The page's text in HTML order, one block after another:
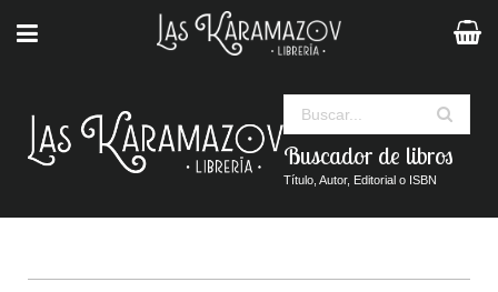
Buscador de libros
Título, Autor, Editorial o ISBN